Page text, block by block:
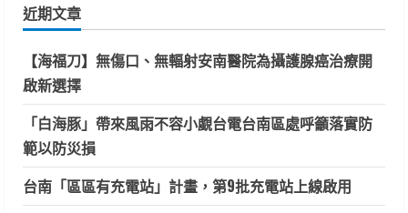
字:
近期文章
【海福刀】無傷口、無輻射安南醫院為攝護腺癌治療開
啟新選擇
「白海豚」帶來風雨不容小覷台電台南區處呼籲落實防
範以防災損
台南「區區有充電站」計畫，第9批充電站上線啟用